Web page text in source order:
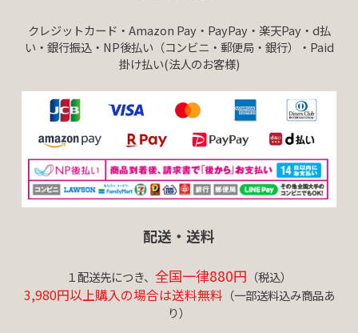
クレジットカード・Amazon Pay・PayPay・楽天Pay・d払
い・銀行振込・NP後払い（コンビニ・郵便局・銀行）・Paid
掛け払い(法人のお客様)
配送・送料
１配送先につき、 全国一律880円 （税込）
3,980円以上購入の場合は送料無料 （一部送料込み商品あ
り）